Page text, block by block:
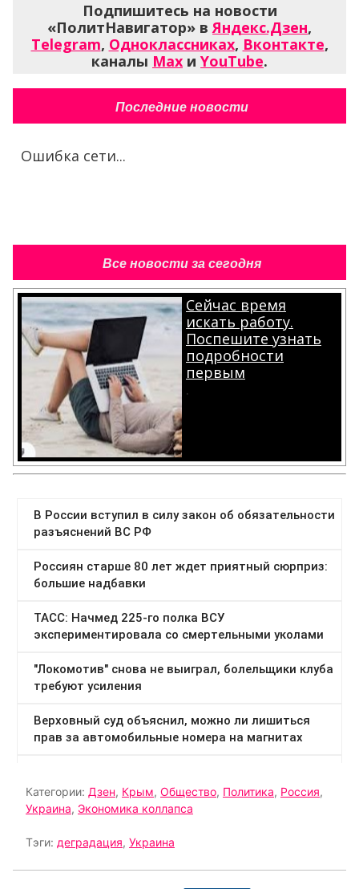
Подпишитесь на новости
«ПолитНавигатор» вЯндекс.Дзен,
Telegram, Одноклассниках, Вконтакте,
каналы Max и YouTube.
Последние новости
Ошибка сети...
Все новости за сегодня
Сейчас время
искать работу.
Поспешите узнать
подробности
первым
.
Категории: Дзен, Крым, Общество, Политика, Россия,
Украина, Экономика коллапса
Тэги: деградация, Украина